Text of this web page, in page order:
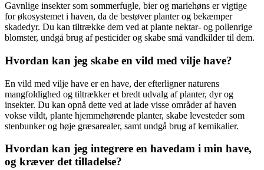
Gavnlige insekter som sommerfugle, bier og mariehøns er vigtige
for økosystemet i haven, da de bestøver planter og bekæmper
skadedyr. Du kan tiltrække dem ved at plante nektar- og pollenrige
blomster, undgå brug af pesticider og skabe små vandkilder til dem.
Hvordan kan jeg skabe en vild med vilje have?
En vild med vilje have er en have, der efterligner naturens
mangfoldighed og tiltrækker et bredt udvalg af planter, dyr og
insekter. Du kan opnå dette ved at lade visse områder af haven
vokse vildt, plante hjemmehørende planter, skabe levesteder som
stenbunker og høje græsarealer, samt undgå brug af kemikalier.
Hvordan kan jeg integrere en havedam i min have,
og kræver det tilladelse?